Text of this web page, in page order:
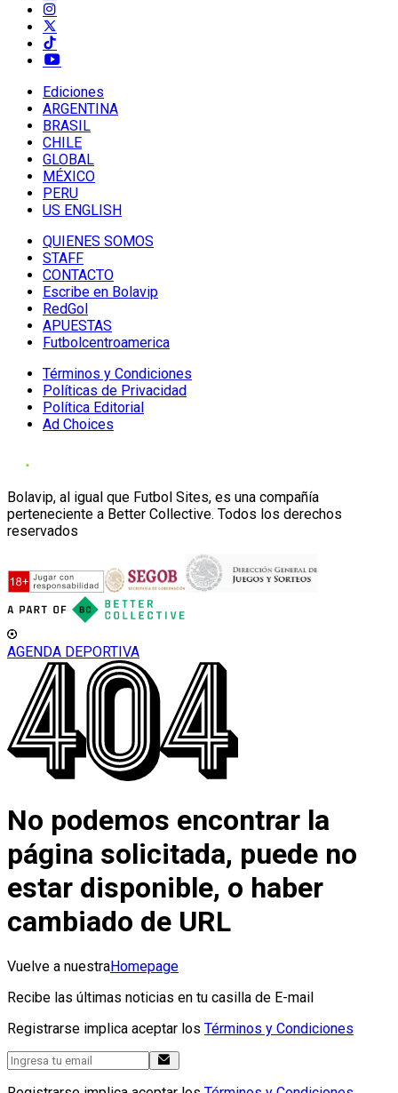
Ediciones
ARGENTINA
BRASIL
CHILE
GLOBAL
MÉXICO
PERU
US ENGLISH
QUIENES SOMOS
STAFF
CONTACTO
Escribe en Bolavip
RedGol
APUESTAS
Futbolcentroamerica
Términos y Condiciones
Políticas de Privacidad
Política Editorial
Ad Choices
Bolavip, al igual que Futbol Sites, es una compañía
perteneciente a Better Collective. Todos los derechos
reservados
AGENDA DEPORTIVA
No podemos encontrar la
página solicitada, puede no
estar disponible, o haber
cambiado de URL
Vuelve a nuestraHomepage
Recibe las últimas noticias en tu casilla de E-mail
Registrarse implica aceptar los Términos y Condiciones